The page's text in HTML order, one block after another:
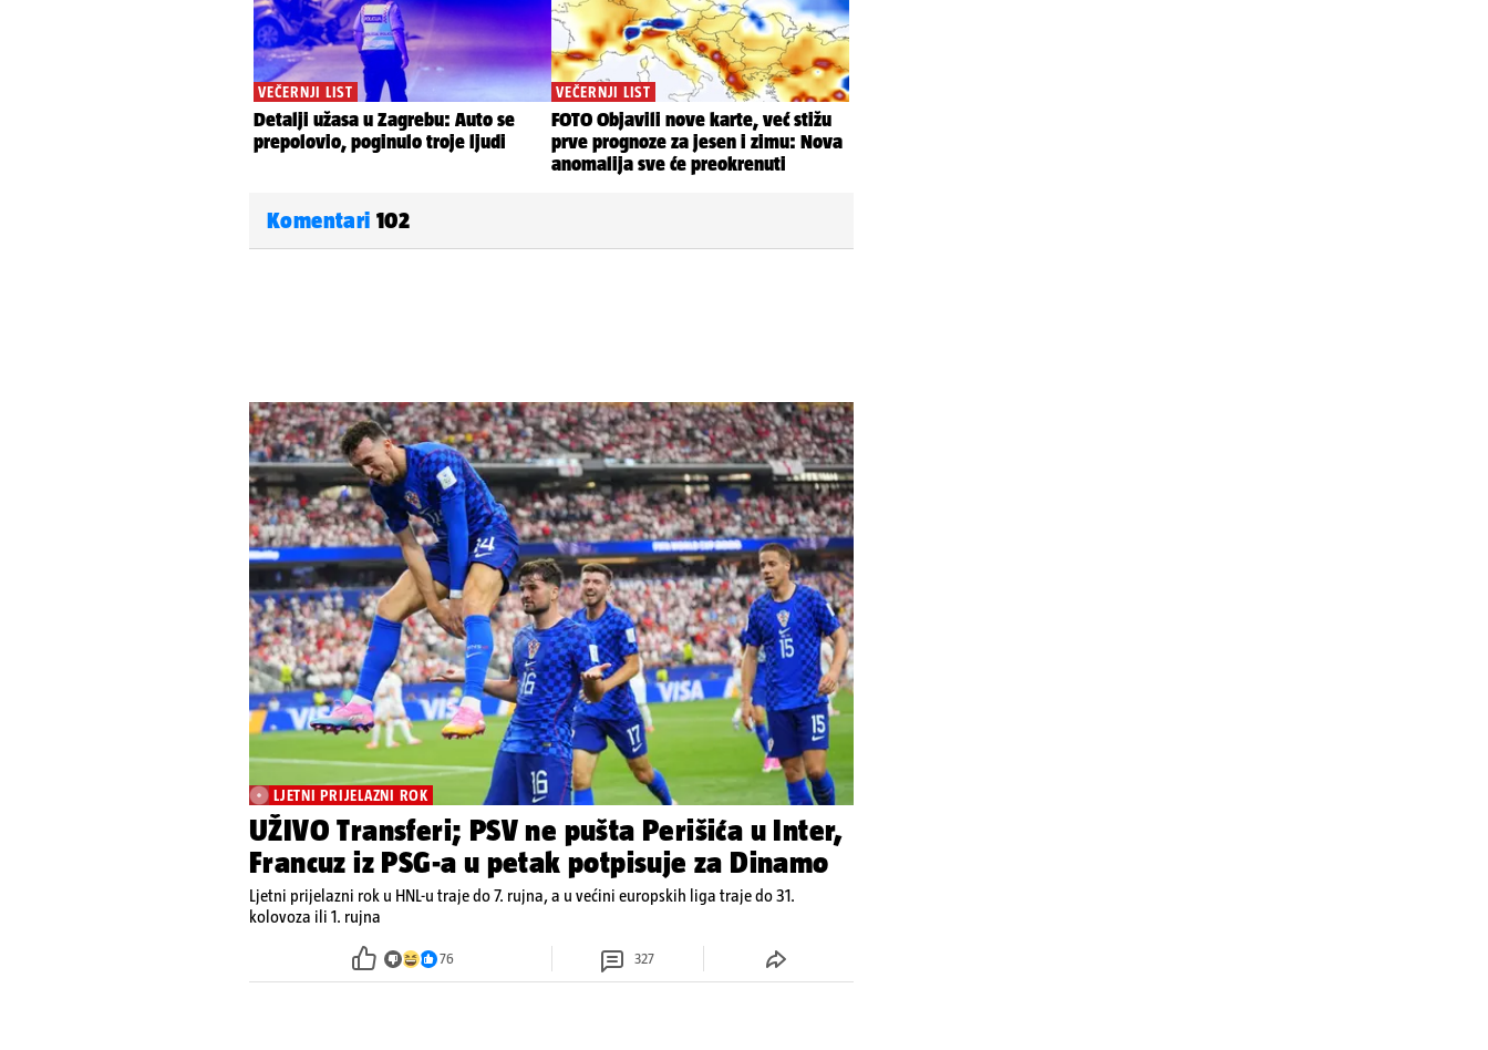
Komentari 102
LJETNI PRIJELAZNI ROK
UŽIVO Transferi; PSV ne pušta Perišića u Inter,
Francuz iz PSG-a u petak potpisuje za Dinamo
Ljetni prijelazni rok u HNL-u traje do 7. rujna, a u većini europskih liga traje do 31.
kolovoza ili 1. rujna
76 327